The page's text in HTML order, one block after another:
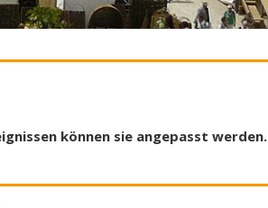
können sie angepasst werden.